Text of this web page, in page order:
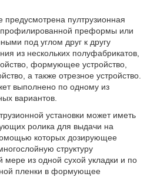
предусмотрена пултрузионная
профилированной преформы или
под углом друг к другу
из нескольких полуфабрикатов,
формующее устройство,
а также отрезное устройство.
выполнено по одному из
вариантов.
установки может иметь
ролика для выдачи на
которых дозирующее
структуру
из одной сухой укладки и по
пленки в формующее